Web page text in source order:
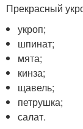
Прекрасный
укроп;
шпинат;
мята;
кинза;
щавель;
петрушка;
салат.